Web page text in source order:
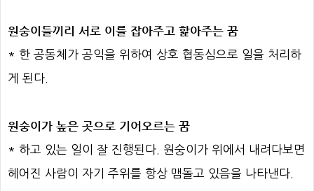
원숭이들끼리 서로 이를 잡아주고 핥아주는 꿈
* 한 공동체가 공익을 위하여 상호 협동심으로 일을 처리하
게 된다.
원숭이가 높은 곳으로 기어오르는 꿈
* 하고 있는 일이 잘 진행된다. 원숭이가 위에서 내려다보면
헤어진 사람이 자기 주위를 항상 맴돌고 있음을 나타낸다.